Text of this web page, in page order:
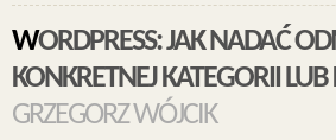
WORDPRESS: JAK NADAĆ ODMIENNY STYL WPISOM Z
KONKRETNEJ KATEGORII
GRZEGORZ WÓJCIK